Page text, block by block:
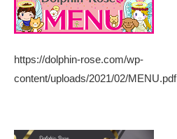
https://dolphin-rose.com/wp-
content/uploads/2021/02/MENU.pdf